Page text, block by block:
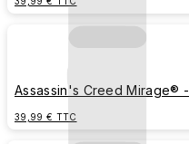
Assassin's Creed Mirage® -
39,99 € TTC